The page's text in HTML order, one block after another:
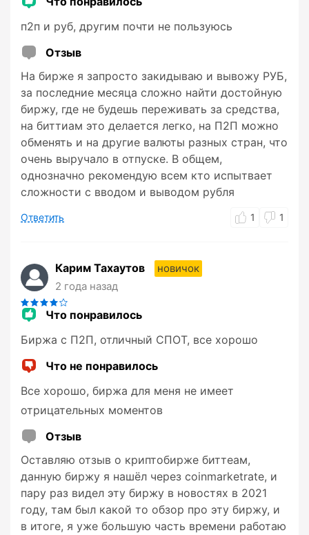
п2п и руб, другим почти не пользуюсь
Отзыв
На бирже я запросто закидываю и вывожу РУБ,
за последние месяца сложно найти достойную
биржу, где не будешь переживать за средства,
на биттиам это делается легко, на П2П можно
обменять и на другие валюты разных стран, что
очень выручало в отпуске. В общем,
однозначно рекомендую всем кто испытвает
сложности с вводом и выводом рубля
Ответить 1 1
Карим Тахаутов
новичок
2 года назад
Что понравилось
Биржа с П2П, отличный СПОТ, все хорошо
Что не понравилось
Все хорошо, биржа для меня не имеет
отрицательных моментов
Отзыв
Оставляю отзыв о криптобирже биттеам,
данную биржу я нашёл через coinmarketrate, и
пару раз видел эту биржу в новостях в 2021
году, там был какой то обзор про эту биржу, и
в итоге, я уже большую часть времени работаю